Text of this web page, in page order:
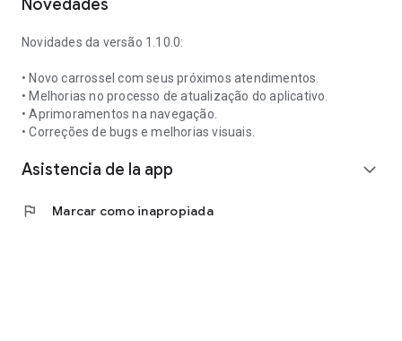
Novedades
Novidades da versão 1.10.0:
• Novo carrossel com seus próximos atendimentos.
• Melhorias no processo de atualização do aplicativo.
• Aprimoramentos na navegação.
• Correções de bugs e melhorias visuais.
Asistencia de la app expand_more
flag Marcar como inapropiada